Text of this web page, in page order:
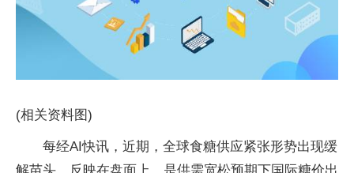
(相关资料图)
每经AI快讯，近期，全球食糖供应紧张形势出现缓
解苗头。反映在盘面上，是供需宽松预期下国际糖价出